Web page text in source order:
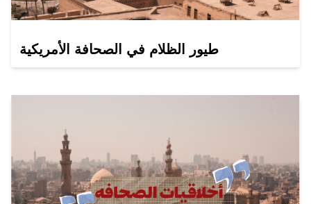
طيور الظلام في الصحافة الأمريكية